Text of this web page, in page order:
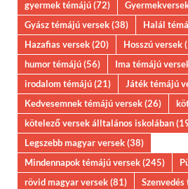
gyermek témájú(72)
Gyász témájú versek(38) Halál
Hazafias versek(20) Hosszú versek
humor témájú(56) Ima témájú
irodalom témájú(21) Játék témájú
Kedvesemnek témájú versek(26)
kötelező versek álltalános iskolában
Legszebb magyar versek(38)
Mindennapok témájú versek(245)
rövid magyar versek(81)